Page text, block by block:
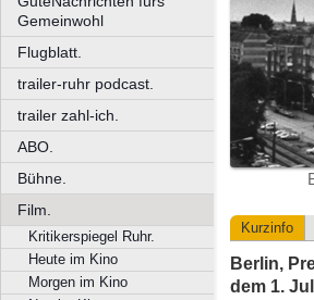
Gemeinwohl
Flugblatt.
trailer-ruhr podcast.
trailer zahl-ich.
ABO.
Bühne.
Film.
Kritikerspiegel Ruhr.
Heute im Kino
Morgen im Kino
Kurzinfo
Berlin,
dem 1.